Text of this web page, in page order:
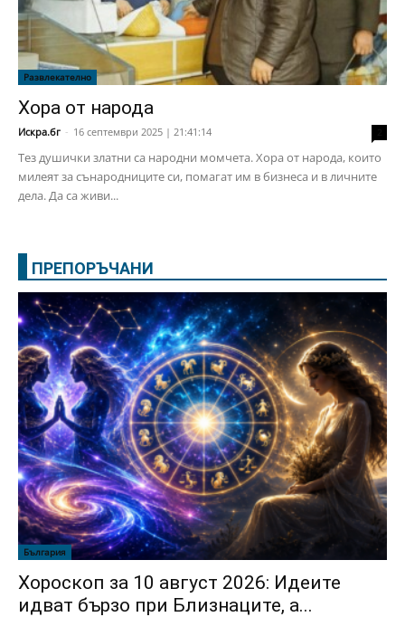
Развлекателно
Хора от народа
Искра.бг - 16 септември 2025 | 21:41:14
Тез душички златни са народни момчета. Хора от народа, които
милеят за сънародниците си, помагат им в бизнеса и в личните
дела. Да са живи...
ПРЕПОРЪЧАНИ
България
Хороскоп за 10 август 2026: Идеите
идват бързо при Близнаците, а...